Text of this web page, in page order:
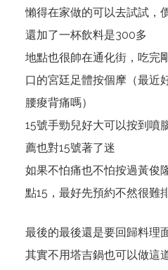
懶得在家做的可以去試試，
還加了一杯飲料是300多
地點也很帥在通化街，吃完
口的宮廷足體按個摩（最近
腰痠背痛嗎）
15號手勁兒好大可以按到噴
薦也對15號著了迷
如果不怕痛也不怕按過黃俊
點15，最好先預約不然很難
最後的最後還是要回歸料理
其實不用塔吉鍋也可以做這